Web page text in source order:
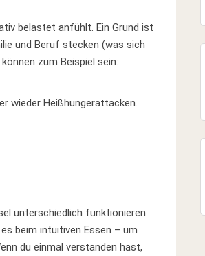
belastet anfühlt. Ein Grund ist
und Beruf stecken (was sich
zum Beispiel sein:
wieder Heißhungerattacken.
unterschiedlich funktionieren
beim intuitiven Essen – um
du einmal verstanden hast,